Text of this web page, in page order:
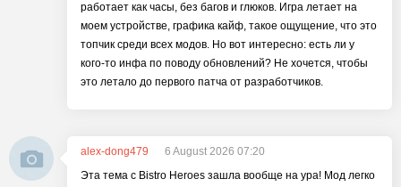
работает как часы, без багов и глюков. Игра летает на
моем устройстве, графика кайф, такое ощущение, что это
топчик среди всех модов. Но вот интересно: есть ли у
кого-то инфа по поводу обновлений? Не хочется, чтобы
это летало до первого патча от разработчиков.
alex-dong479
6 August 2026 07:20
Эта тема с Bistro Heroes зашла вообще на ура! Мод легко